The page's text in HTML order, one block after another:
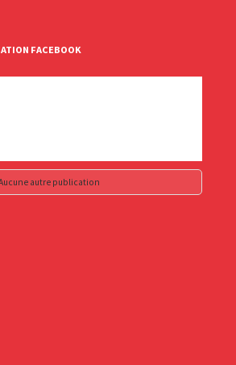
FACEBOOK
autre publication